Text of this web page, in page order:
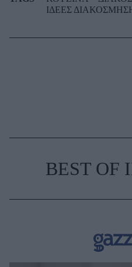
ΙΔΕΕΣ
BEST OF